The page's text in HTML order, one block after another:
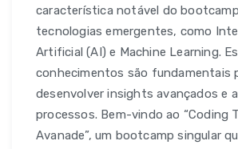
»
PATOS
ONLINE
característica notável do
tecnologias emergentes, como
Artificial (AI) e Machine Learning.
conhecimentos são fundamentais
desenvolver insights avançados e
processos. Bem-vindo ao “Coding
Avanade”, um bootcamp singular